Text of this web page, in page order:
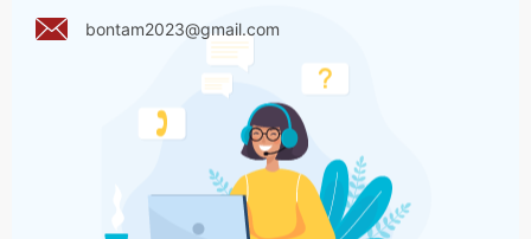
bontam2023@gmail.com